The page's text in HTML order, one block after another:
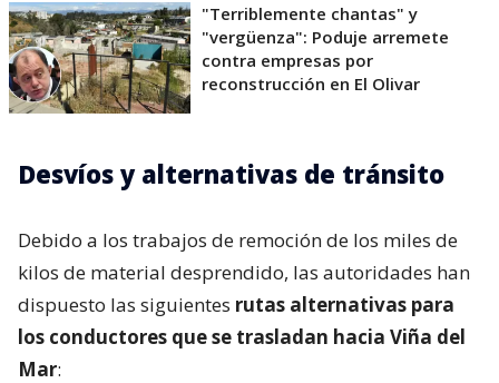
"Terriblemente chantas" y
"vergüenza": Poduje arremete
contra empresas por
reconstrucción en El Olivar
Desvíos y alternativas de tránsito
Debido a los trabajos de remoción de los miles de
kilos de material desprendido, las autoridades han
dispuesto las siguientes rutas alternativas para
los conductores que se trasladan hacia Viña del
Mar: